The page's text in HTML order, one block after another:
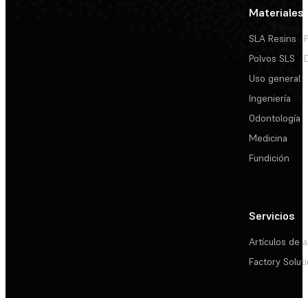
Materiales
SLA Resins
Polvos SLS
Uso general
Ingeniería
Odontología
Medicina
Fundición
Servicios
Artículos de
Factory